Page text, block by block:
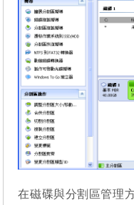
在磁碟與分割區管理